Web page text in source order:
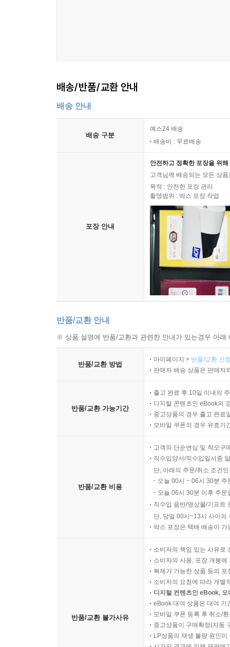
배송/반품/교환 안내
배송 안내
배송 구분
예스24 배송
배송비 : 무료배송
포장 안내
안전하고 정확한 포장을 위
고객님께 배송되는 모든 상
목적 : 안전한 포장 관리
촬영범위 : 박스 포장 작업
반품/교환 안내
※ 상품 설명에 반품/교환과 관련한 안내가 있는경우 아
반품/교환 방법
마이페이지 > 반품/교환 신
판매자 배송 상품은 판매자
반품/교환 가능기간
출고 완료 후 10일 이내의
디지털 콘텐츠인 eBook의
중고상품의 경우 출고 완료
모바일 쿠폰의 경우 유효기
반품/교환 비용
고객의 단순변심 및 착오구
직수입양서/직수입일서중
단, 아래의 주문/취소 조건
오늘 00시 ~ 06시 30분
오늘 06시 30분 이후 주
직수입 음반/영상물/기프트
단, 당일 00시~13시 사이의
박스 포장은 택배 배송이
반품/교환 불가사유
소비자의 책임 있는 사유로
소비자의 사용, 포장 개봉
복제가 가능한 상품 등의
소비자의 요청에 따라 개별
디지털 컨텐츠인 eBook,
eBook 대여 상품은 대여 기
모바일 쿠폰 등록 후 취소/
중고상품이 구매확정(자동
LP상품의 재생 불량 원인